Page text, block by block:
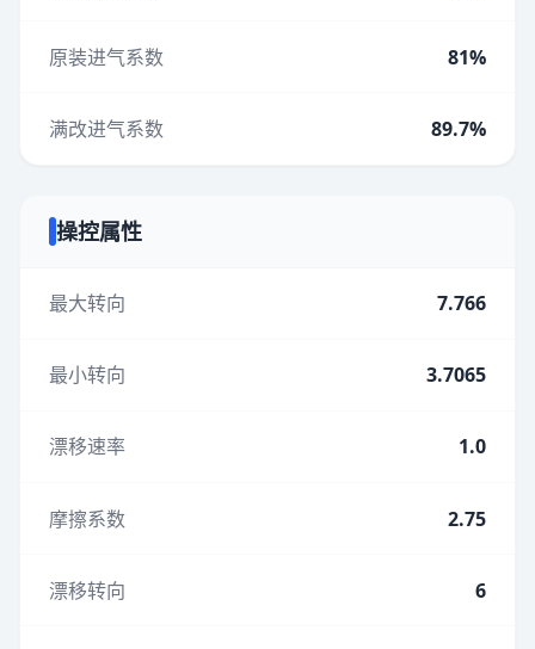
原装进气系数 81%
满改进气系数 89.7%
操控属性
最大转向 7.766
最小转向 3.7065
漂移速率 1.0
摩擦系数 2.75
漂移转向 6